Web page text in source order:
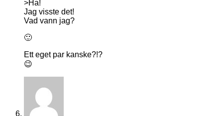
>Ha!
Jag visste det!
Vad vann jag?
🙂
Ett eget par kanske?!?
😉